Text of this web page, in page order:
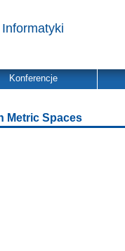
Konferencje
Metric Spaces